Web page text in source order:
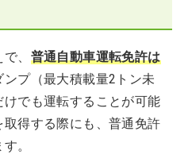
、 普通自動車運転免許は
ンプ（最大積載量2トン未
でも運転することが可能
得する際にも、普通免許
。